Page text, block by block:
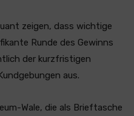
zeigen, dass wichtige
Runde des Gewinns
der kurzfristigen
aus.
Wale, die als Brieftasche